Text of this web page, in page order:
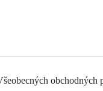
obchodných